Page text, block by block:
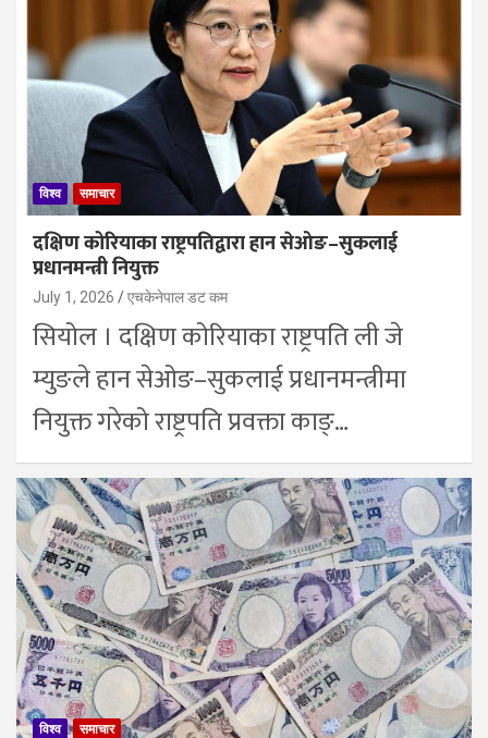
विश्व समाचार
दक्षिण कोरियाका राष्ट्रपतिद्वारा हान सेओङ–सुकलाई
प्रधानमन्त्री नियुक्त
July 1, 2026 एचकेनेपाल डट कम
सियोल । दक्षिण कोरियाका राष्ट्रपति ली जे
म्युङले हान सेओङ–सुकलाई प्रधानमन्त्रीमा
नियुक्त गरेको राष्ट्रपति प्रवक्ता काङ्…
विश्व समाचार